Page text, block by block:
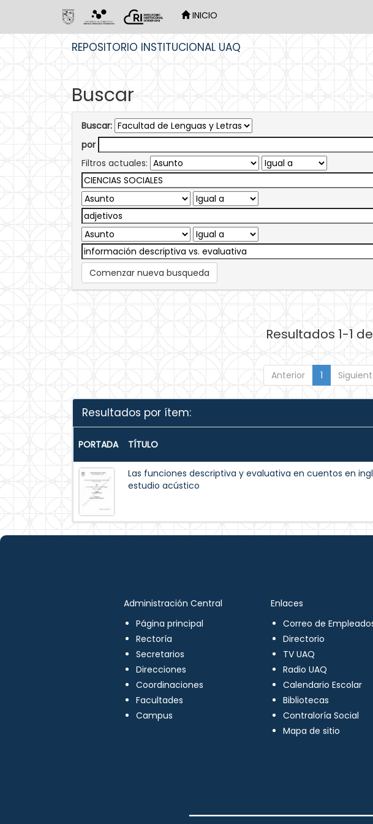
INICIO
REPOSITORIO INSTITUCIONAL UAQ
Buscar
Buscar:
por
Filtros actuales:
Comenzar nueva busqueda
Resultados 1-1 de
Anterior 1
Resultados por ítem:
PORTADA TÍTULO
Las funciones descriptiva y evaluativa en cuentos en
estudio acústico
Administración Central
Página principal
Rectoría
Secretarios
Direcciones
Coordinaciones
Facultades
Campus
Enlaces
Correo de
Directorio
TV UAQ
Radio UAQ
Calendario Escolar
Bibliotecas
Contraloría Social
Mapa de sitio